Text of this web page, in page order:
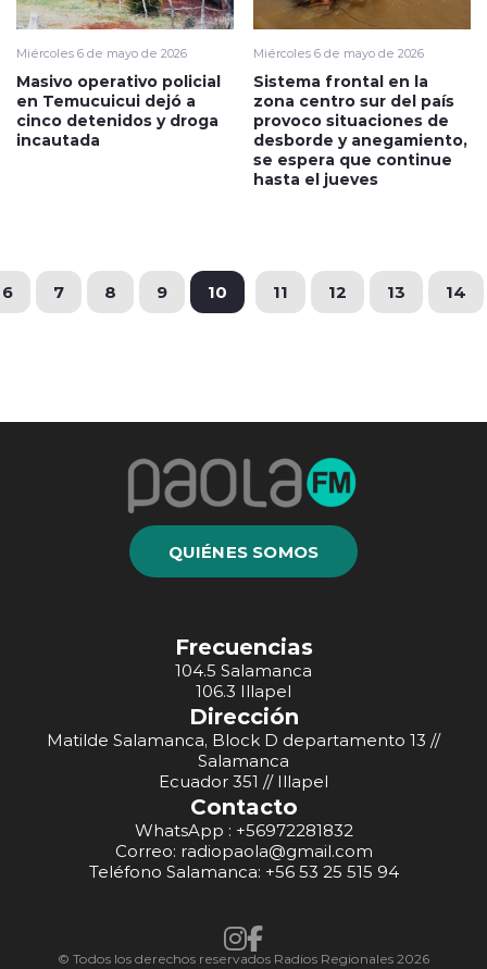
Miércoles 6 de mayo de 2026
Masivo operativo policial
en Temucuicui dejó a
cinco detenidos y droga
incautada
Miércoles 6 de mayo de 2026
Sistema frontal en la
zona centro sur del país
provoco situaciones de
desborde y anegamiento,
se espera que continue
hasta el jueves
6 7 8 9 10 11 12 13 14
QUIÉNES SOMOS
Frecuencias
104.5 Salamanca
106.3 Illapel
Dirección
Matilde Salamanca, Block D departamento 13 //
Salamanca
Ecuador 351 // Illapel
Contacto
WhatsApp : +56972281832
Correo: radiopaola@gmail.com
Teléfono Salamanca: +56 53 25 515 94
© Todos los derechos reservados Radios Regionales 2026